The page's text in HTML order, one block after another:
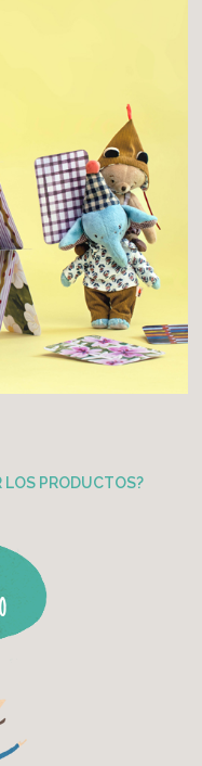
LOS PRODUCTOS?